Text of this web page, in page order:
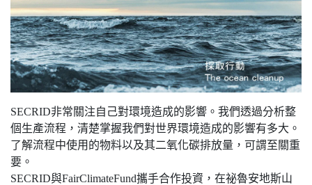
SECRID非常關注自己對環境造成的影響。我們透過分析整
個生產流程，清楚掌握我們對世界環境造成的影響有多大。
了解流程中使用的物料以及其二氧化碳排放量，可謂至關重
要。
SECRID與FairClimateFund攜手合作投資，在祕魯安地斯山